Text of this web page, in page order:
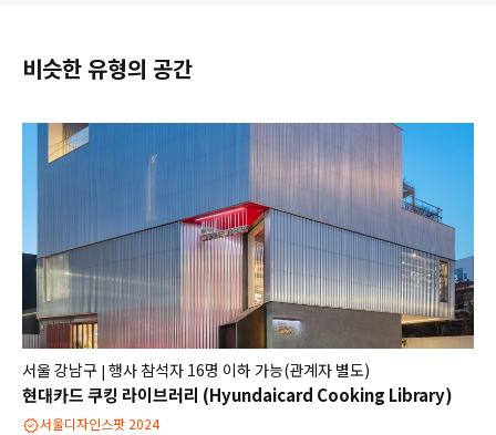
비슷한 유형의 공간
서울 강남구 | 행사 참석자 16명 이하 가능(관계자 별도)
현대카드 쿠킹 라이브러리 (Hyundaicard Cooking Library)
서울디자인스팟 2024